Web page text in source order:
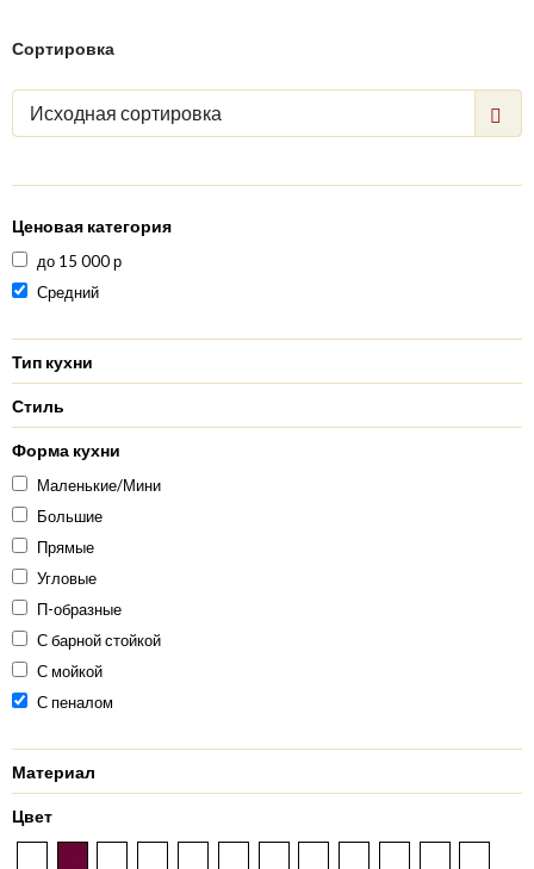
Сортировка
Исходная сортировка
Ценовая категория
до 15 000 р
Средний
Тип кухни
Стиль
Форма кухни
Маленькие/Мини
Большие
Прямые
Угловые
П-образные
С барной стойкой
С мойкой
С пеналом
Материал
Цвет